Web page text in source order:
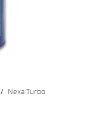
/ Nexa Turbo